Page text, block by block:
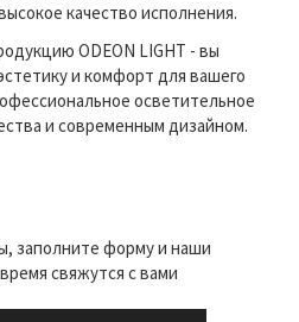
качество исполнения.
ODEON LIGHT - вы
и комфорт для вашего
осветительное
и современным дизайном.
заполните форму и наши
свяжутся с вами